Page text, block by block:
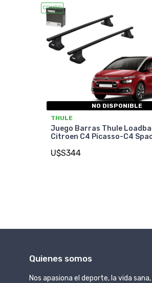
COMBO
NO DISPONIBLE
THULE
Juego Barras Thule
Citroen C4 Picasso-C4
U$S344
Quienes somos
Nos apasiona el deporte, la vida sana,